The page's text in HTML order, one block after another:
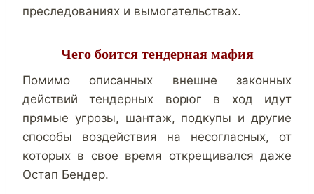
преследованиях и вымогательствах.
Чего боится тендерная мафия
Помимо описанных внешне законных
действий тендерных ворюг в ход идут
прямые угрозы, шантаж, подкупы и другие
способы воздействия на несогласных, от
которых в свое время открещивался даже
Остап Бендер.